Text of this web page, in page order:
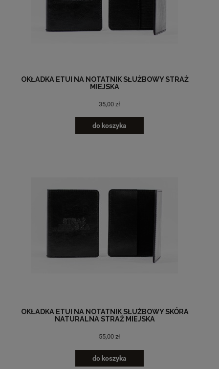
OKŁADKA ETUI NA NOTATNIK SŁUŻBOWY STRAŻ
MIEJSKA
35,00 zł
do koszyka
OKŁADKA ETUI NA NOTATNIK SŁUŻBOWY SKÓRA
NATURALNA STRAŻ MIEJSKA
55,00 zł
do koszyka